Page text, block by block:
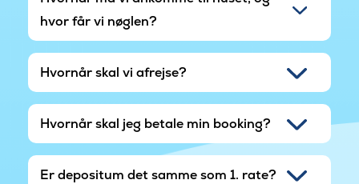
hvor får vi nøglen?
Hvornår skal vi afrejse?
Hvornår skal jeg betale min booking?
Er depositum det samme som 1. rate?